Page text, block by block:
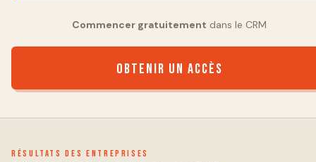
Commencer gratuitement dans le CRM
Obtenir un accès
Résultats des entreprises